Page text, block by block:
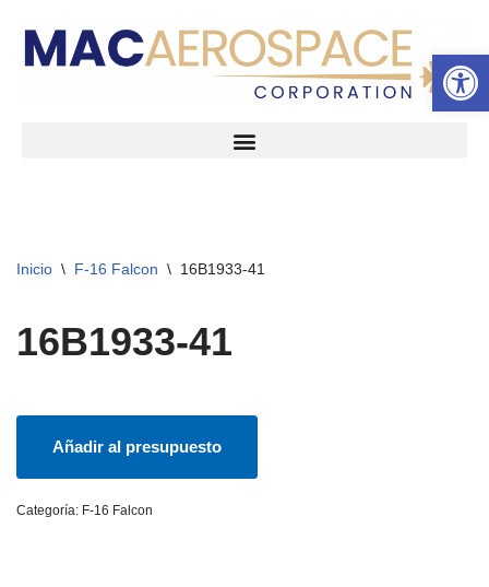
Abrir
Inicio \ F-16 Falcon \ 16B1933-41
16B1933-41
Añadir al presupuesto
Categoría: F-16 Falcon